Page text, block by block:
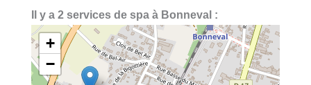
Il y a 2 services de spa à Bonneval :
+
−